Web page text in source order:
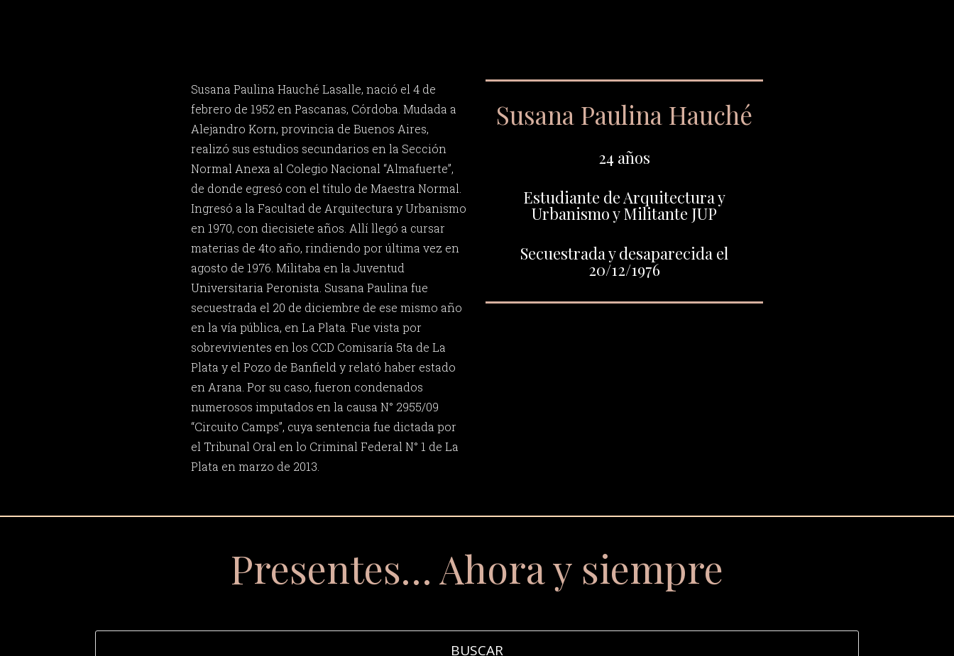
Susana Paulina Hauché Lasalle, nació el 4 de
febrero de 1952 en Pascanas, Córdoba. Mudada a
Alejandro Korn, provincia de Buenos Aires,
realizó sus estudios secundarios en la Sección
Normal Anexa al Colegio Nacional “Almafuerte”,
de donde egresó con el título de Maestra Normal.
Ingresó a la Facultad de Arquitectura y Urbanismo
en 1970, con diecisiete años. Allí llegó a cursar
materias de 4to año, rindiendo por última vez en
agosto de 1976. Militaba en la Juventud
Universitaria Peronista. Susana Paulina fue
secuestrada el 20 de diciembre de ese mismo año
en la vía pública, en La Plata. Fue vista por
sobrevivientes en los CCD Comisaría 5ta de La
Plata y el Pozo de Banfield y relató haber estado
en Arana. Por su caso, fueron condenados
numerosos imputados en la causa N° 2955/09
“Circuito Camps”, cuya sentencia fue dictada por
el Tribunal Oral en lo Criminal Federal N° 1 de La
Plata en marzo de 2013.
Susana Paulina Hauché
24 años
Estudiante de Arquitectura y
Urbanismo y Militante JUP
Secuestrada y desaparecida el
20/12/1976
Presentes… Ahora y siempre